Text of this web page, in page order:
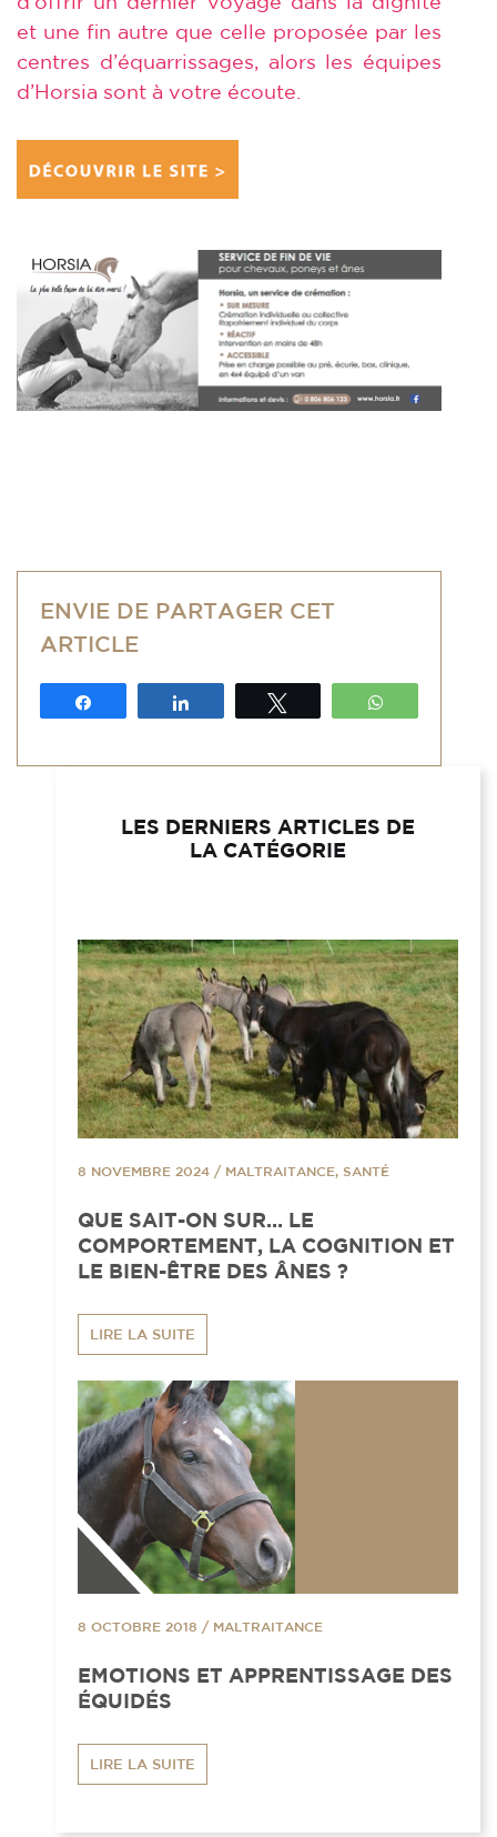
et une fin autre que celle proposée par les
centres d’équarrissages, alors les équipes
d’Horsia sont à votre écoute.
ENVIE DE PARTAGER CET
ARTICLE
LES DERNIERS ARTICLES DE
LA CATÉGORIE
8 NOVEMBRE 2024 / MALTRAITANCE, SANTÉ
QUE SAIT-ON SUR… LE
COMPORTEMENT, LA COGNITION ET
LE BIEN-ÊTRE DES ÂNES ?
LIRE LA SUITE
8 OCTOBRE 2018 / MALTRAITANCE
EMOTIONS ET APPRENTISSAGE DES
ÉQUIDÉS
LIRE LA SUITE